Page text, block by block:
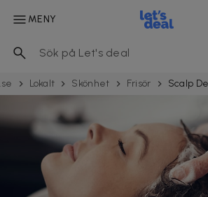
MENY
Lokalt Skönhet Frisör